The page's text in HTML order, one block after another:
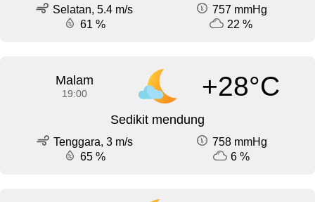
Selatan, 5.4 m/s
757 mmHg
61 %
22 %
Malam
19:00 +28°C
Sedikit mendung
Tenggara, 3 m/s
758 mmHg
65 %
6 %